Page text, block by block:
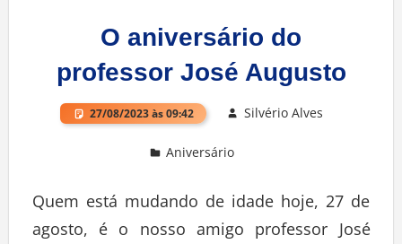
O aniversário do
professor José Augusto
27/08/2023 às 09:42 Silvério Alves
Aniversário
Quem está mudando de idade hoje, 27 de
agosto, é o nosso amigo professor José